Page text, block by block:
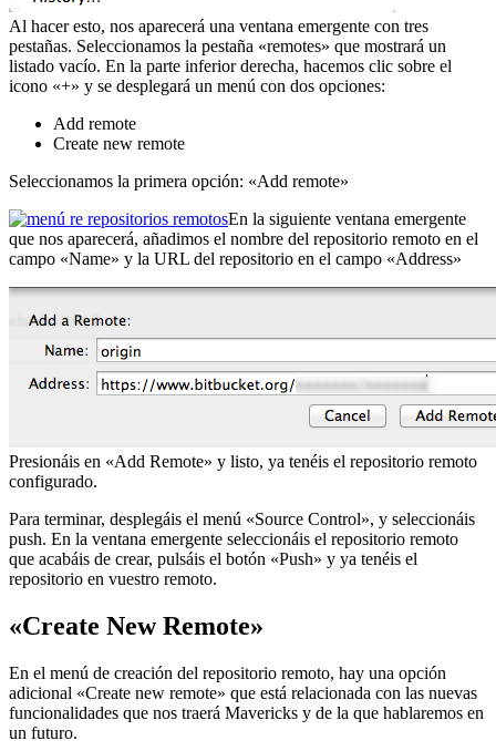
Al hacer esto, nos aparecerá una ventana emergente con tres
pestañas. Seleccionamos la pestaña «remotes» que mostrará un
listado vacío. En la parte inferior derecha, hacemos clic sobre el
icono «+» y se desplegará un menú con dos opciones:
Add remote
Create new remote
Seleccionamos la primera opción: «Add remote»
En la siguiente ventana emergente
que nos aparecerá, añadimos el nombre del repositorio remoto en el
campo «Name» y la URL del repositorio en el campo «Address»
Presionáis en «Add Remote» y listo, ya tenéis el repositorio remoto
configurado.
Para terminar, desplegáis el menú «Source Control», y seleccionáis
push. En la ventana emergente seleccionáis el repositorio remoto
que acabáis de crear, pulsáis el botón «Push» y ya tenéis el
repositorio en vuestro remoto.
«Create New Remote»
En el menú de creación del repositorio remoto, hay una opción
adicional «Create new remote» que está relacionada con las nuevas
funcionalidades que nos traerá Mavericks y de la que hablaremos en
un futuro.